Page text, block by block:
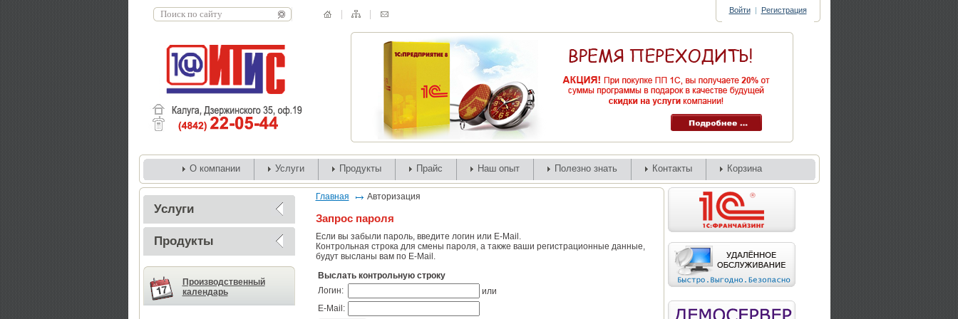
Войти | Регистрация
О компании Услуги Продукты Прайс Наш опыт Полезно знать Контакты Корзина
Услуги
Продукты
Производственный
календарь
Главная Авторизация
Запрос пароля
Если вы забыли пароль, введите логин или E-Mail.
Контрольная строка для смены пароля, а также ваши регистрационные данные,
будут высланы вам по E-Mail.
Выслать контрольную строку
Логин:
или
E-Mail: